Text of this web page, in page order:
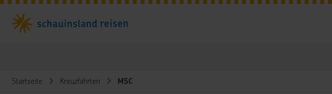
Startseite Kreuzfahrten MSC